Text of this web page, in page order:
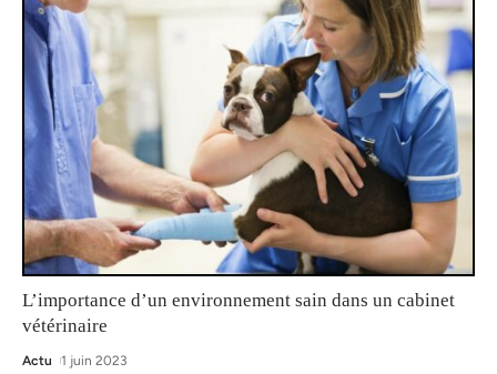
L’importance d’un environnement sain dans un cabinet
vétérinaire
Actu 1 juin 2023